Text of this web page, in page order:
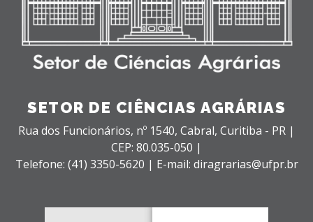
SETOR DE CIÊNCIAS AGRÁRIAS
Rua dos Funcionários, nº 1540, Cabral, Curitiba - PR |
CEP: 80.035-050 |
Telefone: (41) 3350-5620 | E-mail: diragrarias@ufpr.br